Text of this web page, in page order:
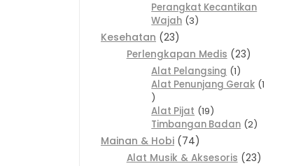
Perangkat Kecantikan
Wajah 3
Kesehatan 23
Perlengkapan Medis
23
Alat Pelangsing 1
Alat Penunjang Gerak 1
Alat Pijat 19
Timbangan Badan 2
Mainan & Hobi 74
Alat Musik & Aksesoris
23